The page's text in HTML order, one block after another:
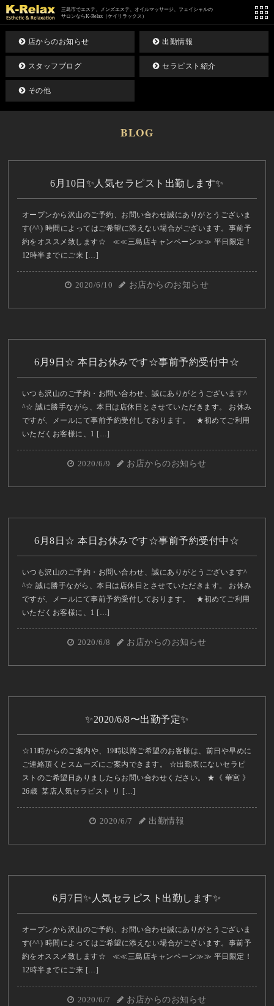
三島市でエステ、メンズエステ、オイルマッサージ、フェイシャルの
サロンならK-Relax（ケイリラックス）
店からのお知らせ 出勤情報
スタッフブログ セラピスト紹介
その他
BLOG
6月10日✨人気セラピスト出勤します✨
オープンから沢山のご予約、お問い合わせ誠にありがとうございま
す(^^) 時間によってはご希望に添えない場合がございます。事前予
約をオススメ致します☆ ≪≪三島店キャンペーン≫≫ 平日限定！
12時半までにご来 […]
2020/6/10 お店からのお知らせ
6月9日☆ 本日お休みです☆事前予約受付中☆
いつも沢山のご予約・お問い合わせ、誠にありがとうございます^
^☆ 誠に勝手ながら、本日は店休日とさせていただきます。 お休み
ですが、メールにて事前予約受付しております。 ★初めてご利用
いただくお客様に、1 […]
2020/6/9 お店からのお知らせ
6月8日☆ 本日お休みです☆事前予約受付中☆
いつも沢山のご予約・お問い合わせ、誠にありがとうございます^
^☆ 誠に勝手ながら、本日は店休日とさせていただきます。 お休み
ですが、メールにて事前予約受付しております。 ★初めてご利用
いただくお客様に、1 […]
2020/6/8 お店からのお知らせ
✨2020/6/8〜出勤予定✨
☆11時からのご案内や、19時以降ご希望のお客様は、前日や早めに
ご連絡頂くとスムーズにご案内できます。 ☆出勤表にないセラピ
ストのご希望日ありましたらお問い合わせください。 ★《 華宮 》
26歳 某店人気セラピスト リ […]
2020/6/7 出勤情報
6月7日✨人気セラピスト出勤します✨
オープンから沢山のご予約、お問い合わせ誠にありがとうございま
す(^^) 時間によってはご希望に添えない場合がございます。事前予
約をオススメ致します☆ ≪≪三島店キャンペーン≫≫ 平日限定！
12時半までにご来 […]
2020/6/7 お店からのお知らせ